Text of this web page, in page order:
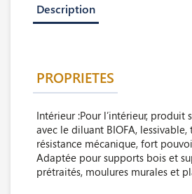
Description
PROPRIETES
Intérieur :Pour l’intérieur, produit
avec le diluant BIOFA, lessivable,
résistance mécanique, fort
Adaptée pour supports bois et
prétraités, moulures murales et